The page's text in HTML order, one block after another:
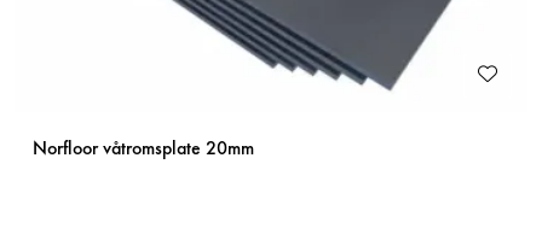
Norfloor våtromsplate 20mm